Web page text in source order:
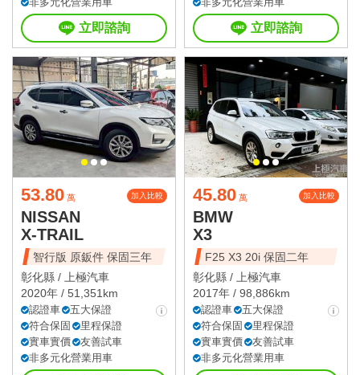
立即諮詢 立即諮詢
53.80 萬 加入比較
NISSAN
X-TRAIL
智行版 原鈑件 保固三年
彰化縣 /
上極汽車
2020年 / 51,351km
認證車
五大保證
符合保固
里程保證
實車實價
友善試車
非多元化營業用車
45.80 萬 加入比較
BMW
X3
F25 X3 20i 保固二年
彰化縣 /
上極汽車
2017年 / 98,886km
認證車
五大保證
符合保固
里程保證
實車實價
友善試車
非多元化營業用車